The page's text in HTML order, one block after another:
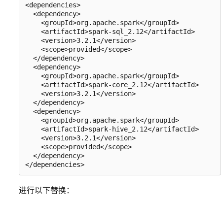
<dependencies>
  <dependency>
    <groupId>org.apache.spark</groupId>
    <artifactId>spark-sql_2.12</artifactId>
    <version>3.2.1</version>
    <scope>provided</scope>
  </dependency>
  <dependency>
    <groupId>org.apache.spark</groupId>
    <artifactId>spark-core_2.12</artifactId>
    <version>3.2.1</version>
  </dependency>
  <dependency>
    <groupId>org.apache.spark</groupId>
    <artifactId>spark-hive_2.12</artifactId>
    <version>3.2.1</version>
    <scope>provided</scope>
  </dependency>
进行以下替换：